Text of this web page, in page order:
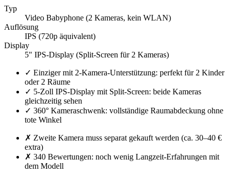
Typ
Video Babyphone (2 Kameras, kein WLAN)
Auflösung
IPS (720p äquivalent)
Display
5" IPS-Display (Split-Screen für 2 Kameras)
✓ Einziger mit 2-Kamera-Unterstützung: perfekt für 2 Kinder
oder 2 Räume
✓ 5-Zoll IPS-Display mit Split-Screen: beide Kameras
gleichzeitig sehen
✓ 360° Kameraschwenk: vollständige Raumabdeckung ohne
tote Winkel
✗ Zweite Kamera muss separat gekauft werden (ca. 30–40 €
extra)
✗ 340 Bewertungen: noch wenig Langzeit-Erfahrungen mit
dem Modell